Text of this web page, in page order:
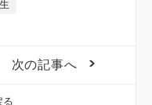
次の記事へ
る